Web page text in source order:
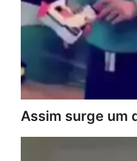
Assim surge um